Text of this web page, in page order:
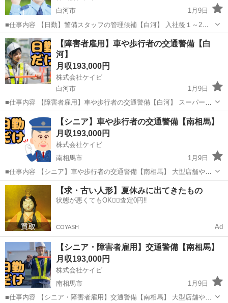
白河市
1月9日
■仕事内容 【日勤】警備スタッフの管理候補【白河】 入社後１～2年
は警備業務で経験を積んで頂いた後、幹部候補として事務所での管理
業務をお任せします。 【入社時】 ・交通誘導警備 、車両・歩行者の
誘導 ・駐車場警...
福島 白河市 警備員 業務
【障害者雇用】車や歩行者の交通警備【白
河】
月収193,000円
株式会社ケイビ
白河市
1月9日
■仕事内容 【障害者雇用】車や歩行者の交通警備【白河】 スーパー、
大型施設などの駐車場や工事現場にて車や歩行者の安全を守るお仕事
です。交通誘導をしたり、駐車場の案内をお任せします。初めての方
でも、きちんと教育指導を行...
福島 白河市
【シニア】車や歩行者の交通警備【南相馬】
月収193,000円
株式会社ケイビ
南相馬市
1月9日
■仕事内容 【シニア】車や歩行者の交通警備【南相馬】 大型店舗やス
ーパーなどの駐車場における警備業務、工事現場等での交通誘導をお
任せします。 立ち仕事ではありますが、力を使う仕事はありません。
年齢を問わず活躍できる...
福島 南相馬市 警備員
【求・古い人形】夏休みに出てきたもの
状態が悪くてもOK🙆‍♀️査定0円‼️
COYASH Ad
【シニア・障害者雇用】交通警備【南相馬】
月収193,000円
株式会社ケイビ
南相馬市
1月9日
■仕事内容 【シニア・障害者雇用】交通警備【南相馬】 大型店舗やス